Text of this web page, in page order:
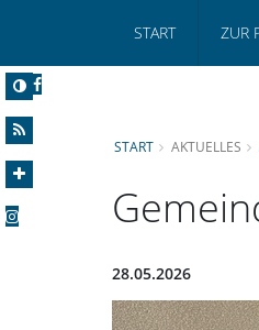
START ZUR
START AKTUELLES
28.05.2026